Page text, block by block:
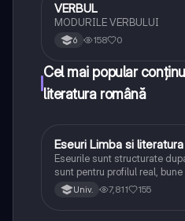
Limba și literatura română
VERBUL
MODURILE VERBULUI
6 158 0
Cel mai popular
literatura română
Limba și literatura română
Eseuri Limba si
Eseurile sunt structurate
sunt pentru profilul real,
lipsesc relatiile dintre
Univ. 7,811 155